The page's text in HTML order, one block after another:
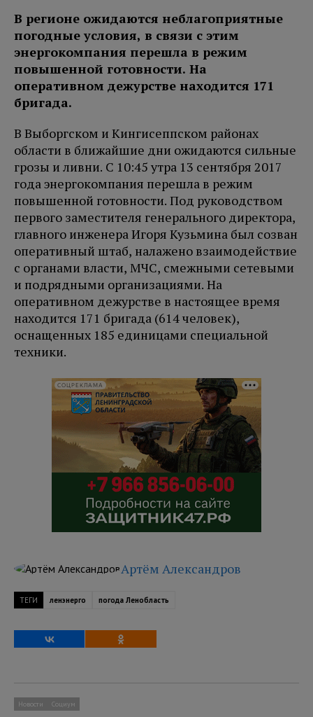
В регионе ожидаются неблагоприятные
погодные условия, в связи с этим
энергокомпания перешла в режим
повышенной готовности. На
оперативном дежурстве находится 171
бригада.
В Выборгском и Кингисеппском районах
области в ближайшие дни ожидаются сильные
грозы и ливни. С 10:45 утра 13 сентября 2017
года энергокомпания перешла в режим
повышенной готовности. Под руководством
первого заместителя генерального директора,
главного инженера Игоря Кузьмина был созван
оперативный штаб, налажено взаимодействие
с органами власти, МЧС, смежными сетевыми
и подрядными организациями. На
оперативном дежурстве в настоящее время
находится 171 бригада (614 человек),
оснащенных 185 единицами специальной
техники.
СОЦРЕКЛАМА
Артём Александров
ТЕГИ ленэнерго погода Ленобласть
Новости Социум